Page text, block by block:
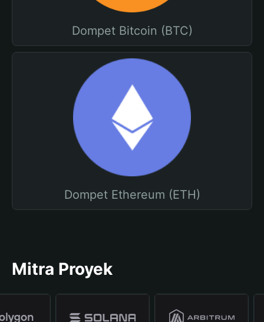
Dompet Bitcoin (BTC)
Dompet Ethereum (ETH)
Mitra Proyek